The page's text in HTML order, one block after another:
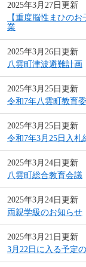
2025年3月27日更新
【重度脳性まひの
業
2025年3月26日更新
八雲町津波避難計画
2025年3月25日更新
令和7年八雲町教育
2025年3月25日更新
令和7年3月25日入札
2025年3月24日更新
八雲町総合教育会議
2025年3月24日更新
両親学級のお知らせ
2025年3月21日更新
3月22日に入る予定